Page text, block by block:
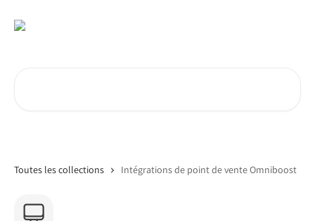
Toutes les collections Intégrations de point de vente Omniboost